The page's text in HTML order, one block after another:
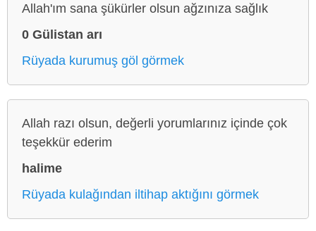
Allah'ım sana şükürler olsun ağzınıza sağlık
0 Gülistan arı
Rüyada kurumuş göl görmek
Allah razı olsun, değerli yorumlarınız içinde çok
teşekkür ederim
halime
Rüyada kulağından iltihap aktığını görmek